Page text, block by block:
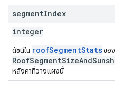
segmentIndex
integer
ดัชนีใน roofSegmentStatsของ
หลังคาที่วางแผงนี้